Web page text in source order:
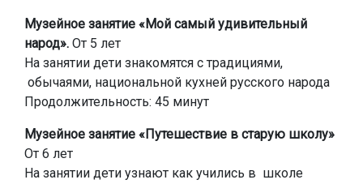
Музейное занятие «Мой самый удивительный
народ». От 5 лет
На занятии дети знакомятся с традициями,
обычаями, национальной кухней русского народа
Продолжительность: 45 минут
Музейное занятие «Путешествие в старую школу»
От 6 лет
На занятии дети узнают как учились в школе